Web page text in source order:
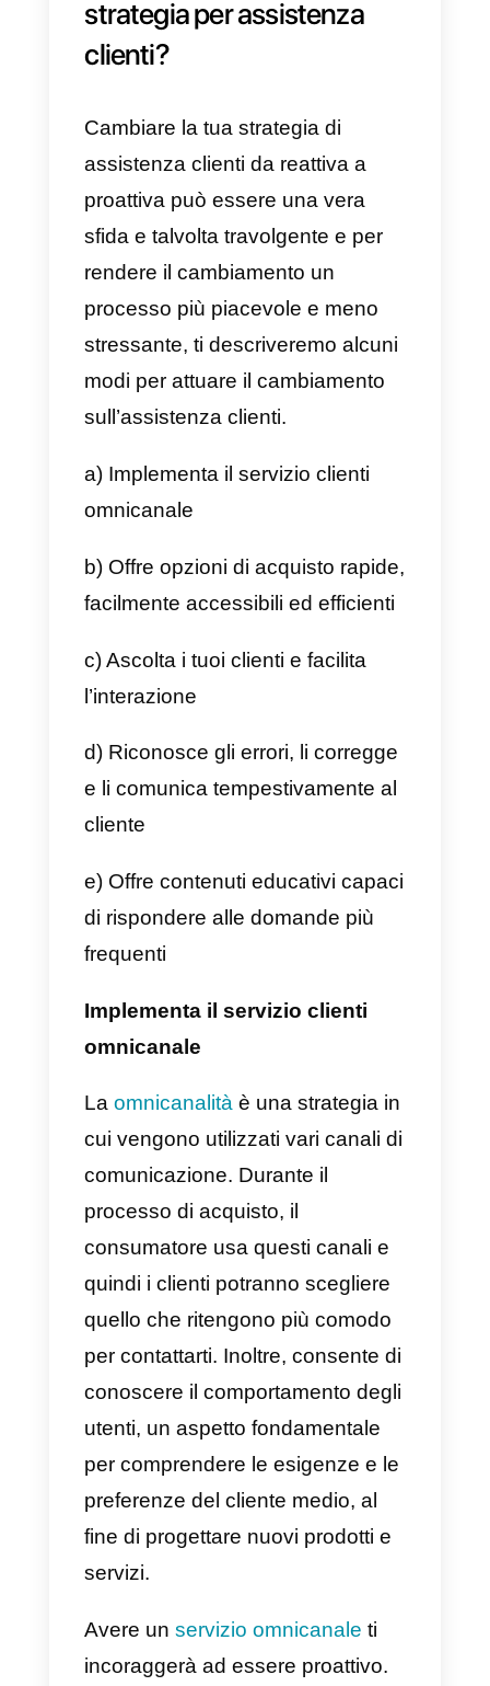
l’acquisizione dei clienti fornendo
un servizio di supporto
personalizzato
e) Incoraggia la crescita
aziendale
f) Riduce il numero di richieste di
assistenza
Offrendo un servizio
personalizzato e anticipando le
esigenze dei clienti, la tua
consumatori, poiché un servizio
esperienza del cliente e un
La migliore esperienza, maggiore
soddisfazione e fidelizzazione
della proattività renderà la tua
azienda la prima opzione per i
Come cambiare la tua
strategia per assistenza
clienti?
Cambiare la tua strategia di